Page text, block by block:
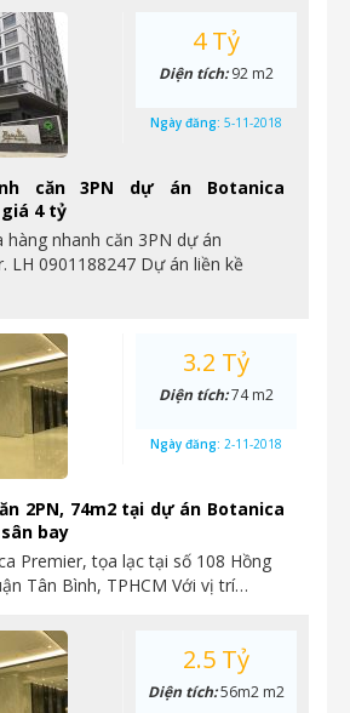
căn 3PN dự án Botanica
4 tỷ
hàng nhanh căn 3PN dự án
LH 0901188247 Dự án liền kề
4 Tỷ
Diện tích:92 m2
Ngày đăng: 5-11-2018
2PN, 74m2 tại dự án Botanica
bay
Premier, tọa lạc tại số 108 Hồng
Tân Bình, TPHCM Với vị trí…
3.2 Tỷ
Diện tích:74 m2
Ngày đăng: 2-11-2018
2.5 Tỷ
Diện tích:56m2 m2